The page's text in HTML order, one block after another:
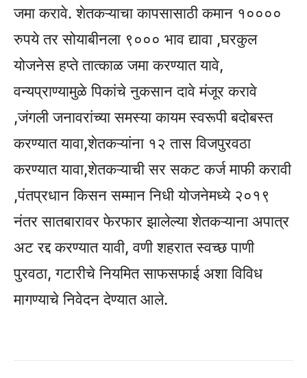
जमा करावे. शेतकऱ्याचा कापसासाठी कमान १००००
रुपये तर सोयाबीनला ९००० भाव द्यावा ,घरकुल
योजनेस हप्ते तात्काळ जमा करण्यात यावे,
वन्यप्राण्यामुळे पिकांचे नुकसान दावे मंजूर करावे
,जंगली जनावरांच्या समस्या कायम स्वरूपी बदोबस्त
करण्यात यावा,शेतकऱ्यांना १२ तास विजपुरवठा
करण्यात यावा,शेतकऱ्याची सर सकट कर्ज माफी करावी
,पंतप्रधान किसन सम्मान निधी योजनेमध्ये २०१९
नंतर सातबारावर फेरफार झालेल्या शेतकऱ्याना अपात्र
अट रद्द करण्यात यावी, वणी शहरात स्वच्छ पाणी
पुरवठा, गटारीचे नियमित साफसफाई अशा विविध
मागण्याचे निवेदन देण्यात आले.